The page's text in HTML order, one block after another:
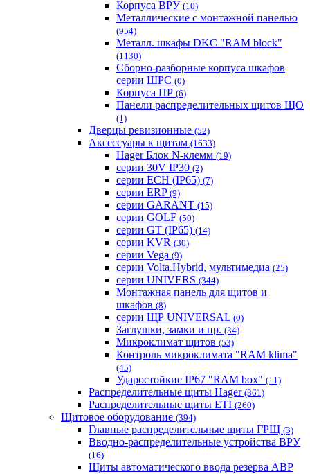
Корпуса ВРУ (10)
Металлические с монтажной панелью
(954)
Металл. шкафы DKC "RAM block"
(1130)
Сборно-разборные корпуса шкафов
серии ШРС (0)
Корпуса ПР (6)
Панели распределительных щитов ЩО
(1)
Дверцы ревизионные (52)
Аксессуары к щитам (1633)
Hager Блок N-клемм (19)
серии 30V IP30 (2)
серии ECH (IP65) (7)
серии ERP (9)
серии GARANT (15)
серии GOLF (50)
серии GT (IP65) (14)
серии KVR (30)
серии Vega (9)
серии Volta.Hybrid, мультимедиа (25)
серии UNIVERS (344)
Монтажная панель для щитов и
шкафов (8)
серии ЩР UNIVERSAL (0)
Заглушки, замки и пр. (34)
Микроклимат щитов (53)
Контроль микроклимата "RAM klima"
(45)
Ударостойкие IP67 "RAM box" (11)
Распределительные щиты Hager (361)
Распределительные щиты ETI (260)
Щитовое оборудование (394)
Главные распределительные щиты ГРЩ (3)
Вводно-распределительные устройства ВРУ
(16)
Щиты автоматического ввода резерва АВР